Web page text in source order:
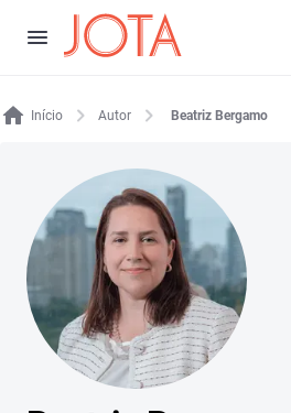
Início Autor Beatriz Bergamo